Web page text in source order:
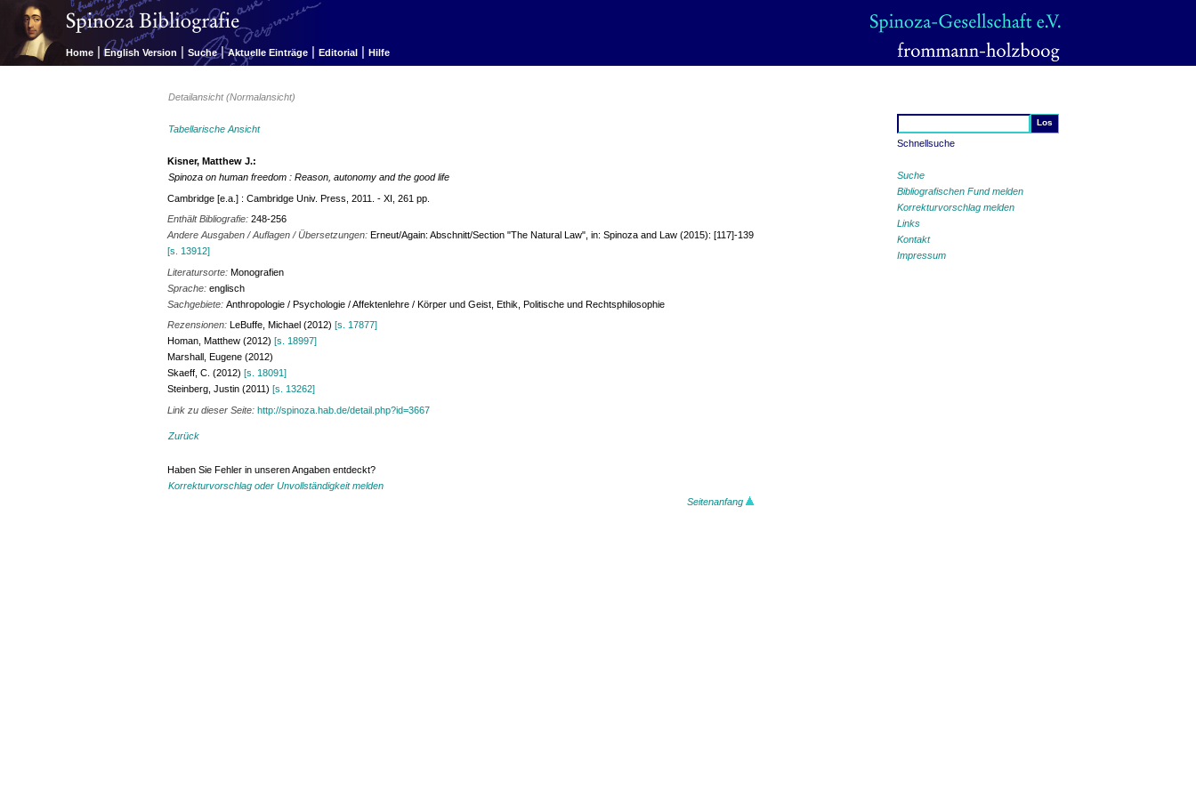
Home | English Version | Suche | Aktuelle Einträge | Editorial | Hilfe
Schnellsuche
Suche
Bibliografischen Fund melden
Korrekturvorschlag melden
Links
Kontakt
Impressum
Detailansicht (Normalansicht)
Tabellarische Ansicht
Kisner, Matthew J.:
Spinoza on human freedom : Reason, autonomy and the good life
Cambridge [e.a.] : Cambridge Univ. Press, 2011. - XI, 261 pp.
Enthält Bibliografie:248-256
Andere Ausgaben / Auflagen / Übersetzungen:Erneut/Again: Abschnitt/Section "The Natural Law", in: Spinoza and Law (2015): [117]-139
[s. 13912]
Literatursorte:Monografien
Sprache:englisch
Sachgebiete:Anthropologie / Psychologie / Affektenlehre / Körper und Geist, Ethik, Politische und Rechtsphilosophie
Rezensionen:LeBuffe, Michael (2012)[s. 17877]
Homan, Matthew (2012)[s. 18997]
Marshall, Eugene (2012)
Skaeff, C. (2012)[s. 18091]
Steinberg, Justin (2011)[s. 13262]
Link zu dieser Seite:http://spinoza.hab.de/detail.php?id=3667
Zurück
Haben Sie Fehler in unseren Angaben entdeckt?
Korrekturvorschlag oder Unvollständigkeit melden
Seitenanfang